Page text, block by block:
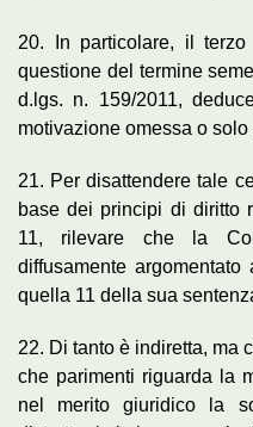
20. In particolare, il
questione del termine
d.lgs. n. 159/2011,
motivazione omessa o solo
21. Per disattendere tale
base dei principi di diritto
11, rilevare che la
diffusamente
quella 11 della sua
22. Di tanto è indiretta, ma
che parimenti riguarda la
nel merito giuridico la